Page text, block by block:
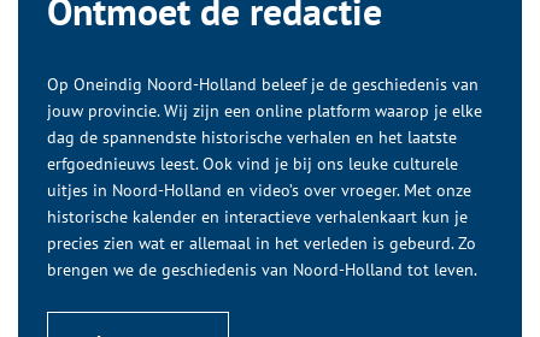
Ontmoet de redactie
Op Oneindig Noord-Holland beleef je de geschiedenis van
jouw provincie. Wij zijn een online platform waarop je elke
dag de spannendste historische verhalen en het laatste
erfgoednieuws leest. Ook vind je bij ons leuke culturele
uitjes in Noord-Holland en video’s over vroeger. Met onze
historische kalender en interactieve verhalenkaart kun je
precies zien wat er allemaal in het verleden is gebeurd. Zo
brengen we de geschiedenis van Noord-Holland tot leven.